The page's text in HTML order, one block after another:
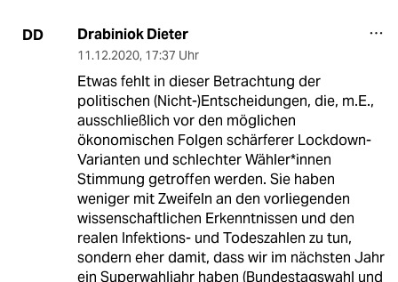
DD Drabiniok Dieter
11.12.2020, 17:37 Uhr
Etwas fehlt in dieser Betrachtung der
politischen (Nicht-)Entscheidungen, die, m.E.,
ausschließlich vor den möglichen
ökonomischen Folgen schärferer Lockdown-
Varianten und schlechter Wähler*innen
Stimmung getroffen werden. Sie haben
weniger mit Zweifeln an den vorliegenden
wissenschaftlichen Erkenntnissen und den
realen Infektions- und Todeszahlen zu tun,
sondern eher damit, dass wir im nächsten Jahr
ein Superwahljahr haben (Bundestagswahl und